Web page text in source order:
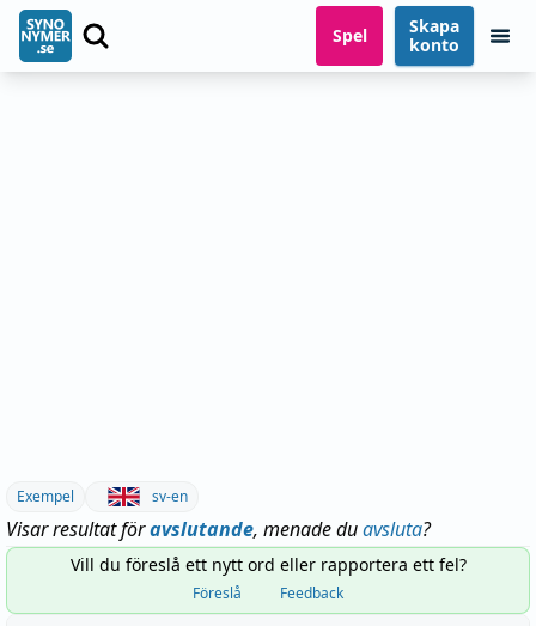
Spel
Skapa
konto
Exempel sv-en
Visar resultat föravslutande, menade duavsluta?
Vill du föreslå ett nytt ord eller rapportera ett fel?
Föreslå Feedback